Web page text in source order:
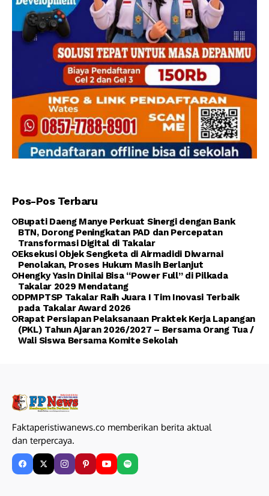
Pos-Pos Terbaru
Bupati Daeng Manye Perkuat Sinergi dengan Bank
BTN, Dorong Peningkatan PAD dan Percepatan
Transformasi Digital di Takalar
Eksekusi Objek Sengketa di Airmadidi Diwarnai
Penolakan, Proses Hukum Masih Berlanjut
Hengky Yasin Dinilai Bisa “Power Full” di Pilkada
Takalar 2029 Mendatang
DPMPTSP Takalar Raih Juara I Tim Inovasi Terbaik
pada Takalar Award 2026
Rapat Persiapan Pelaksanaan Praktek Kerja Lapangan
(PKL) Tahun Ajaran 2026/2027 – Bersama Orang Tua /
Wali Siswa Bersama Komite Sekolah
Faktaperistiwanews.co memberikan berita aktual
dan terpercaya.